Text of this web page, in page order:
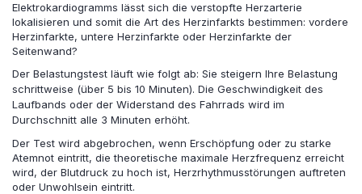
Elektrokardiogramms lässt sich die verstopfte Herzarterie
lokalisieren und somit die Art des Herzinfarkts bestimmen: vordere
Herzinfarkte, untere Herzinfarkte oder Herzinfarkte der
Seitenwand?
Der Belastungstest läuft wie folgt ab: Sie steigern Ihre Belastung
schrittweise (über 5 bis 10 Minuten). Die Geschwindigkeit des
Laufbands oder der Widerstand des Fahrrads wird im
Durchschnitt alle 3 Minuten erhöht.
Der Test wird abgebrochen, wenn Erschöpfung oder zu starke
Atemnot eintritt, die theoretische maximale Herzfrequenz erreicht
wird, der Blutdruck zu hoch ist, Herzrhythmusstörungen auftreten
oder Unwohlsein eintritt.